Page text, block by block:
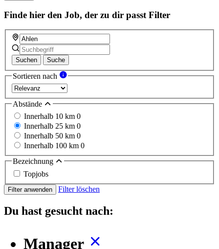
Finde hier den Job, der zu dir passt Filter
Suchen Suche
Sortieren nach
Abstände
Innerhalb 10 km 0
Innerhalb 25 km 0
Innerhalb 50 km 0
Innerhalb 100 km 0
Bezeichnung
Topjobs
Filter anwenden Filter löschen
Du hast gesucht nach:
Manager